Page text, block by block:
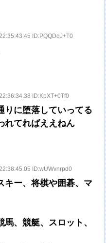
ID:PQQDqJ+T0
ID:KpXT+0Tf0
りに堕落していってる
れてればええねん
ID:wUWvnrpd0
ー、将棋や囲碁、マ
、競艇、スロット、